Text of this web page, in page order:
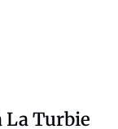
La Turbie